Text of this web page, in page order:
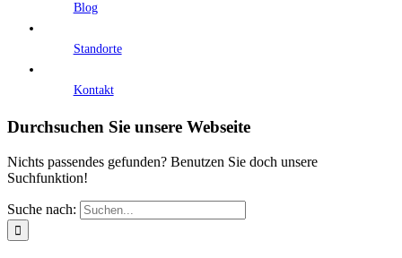
Blog
Standorte
Kontakt
Durchsuchen Sie unsere Webseite
Nichts passendes gefunden? Benutzen Sie doch unsere
Suchfunktion!
Suche nach: